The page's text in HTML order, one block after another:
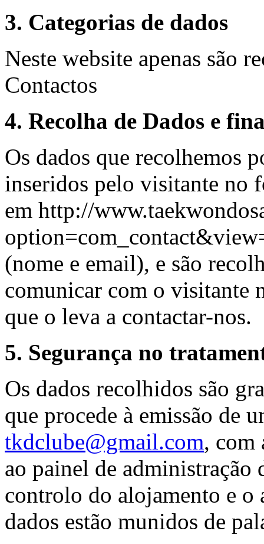
3. Categorias de dados
Neste website apenas são
Contactos
4. Recolha de Dados e
Os dados que recolhemos
inseridos pelo visitante no
em http://
(nome e email), e são
comunicar com o visitante
que o leva a contactar-nos.
5. Segurança no
Os dados recolhidos são
que procede à emissão de
tkdclube@gmail.com, com
ao painel de administração
controlo do alojamento e o
dados estão munidos de